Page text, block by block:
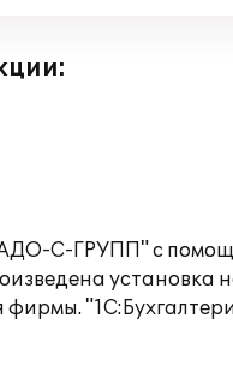
С-ГРУПП" с
установка